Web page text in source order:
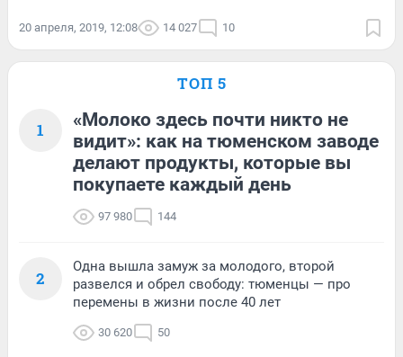
20 апреля, 2019, 12:08 14 027 10
ТОП 5
1
«Молоко здесь почти никто не
видит»: как на тюменском заводе
делают продукты, которые вы
покупаете каждый день
97 980 144
2
Одна вышла замуж за молодого, второй
развелся и обрел свободу: тюменцы — про
перемены в жизни после 40 лет
30 620 50